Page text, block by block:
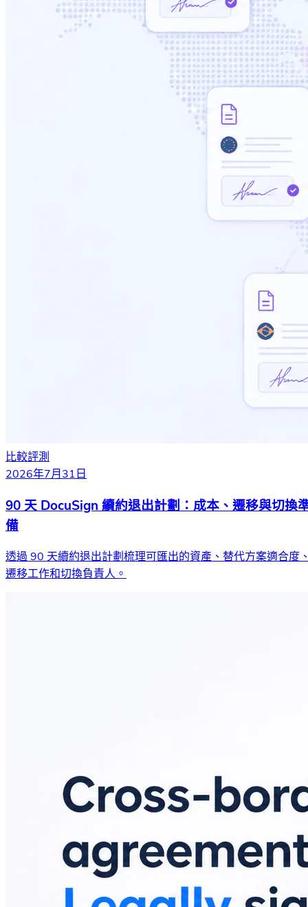
比較評測
2026年7月31日
90 天 DocuSign 續約退出計劃：成本、遷移與切換
備
透過 90 天續約退出計劃梳理可匯出的資產、替代方案適合度
遷移工作和切換負責人。